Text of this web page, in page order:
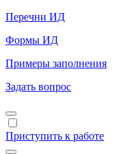
Перечни ИД
Формы ИД
Примеры заполнения
Задать вопрос
Приступить к работе